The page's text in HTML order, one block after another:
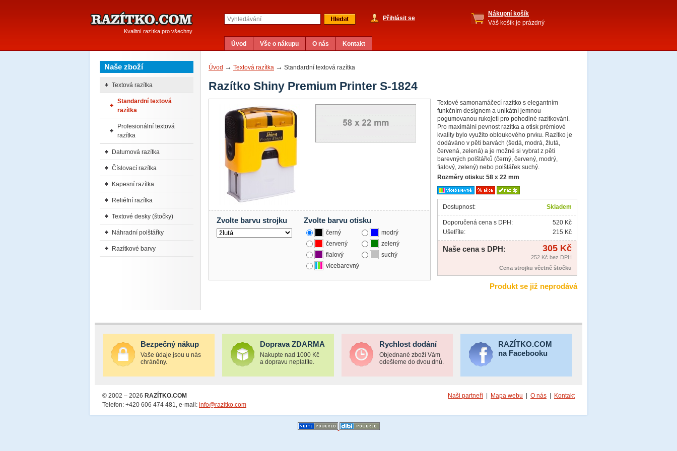
Kvalitní razítka pro všechny
Přihlásit se
Nákupní košík
Váš košík je prázdný
Úvod Vše o nákupu O nás Kontakt
Úvod → Textová razítka → Standardní textová razítka
Razítko Shiny Premium Printer S-1824
Zvolte barvu strojku Zvolte barvu otisku
černý
modrý
červený
zelený
fialový
suchý
vícebarevný
Textové samonamáčecí razítko s elegantním
funkčním designem a unikátní jemnou
pogumovanou rukojetí pro pohodlné razítkování.
Pro maximální pevnost razítka a otisk prémiové
kvality bylo využito obloukového prvku. Razítko je
dodáváno v pěti barvách (šedá, modrá, žlutá,
červená, zelená) a je možné si vybrat z pěti
barevných polštářků (černý, červený, modrý,
fialový, zelený) nebo polštářek suchý.
Rozměry otisku: 58 x 22 mm
Dostupnost: Skladem
Doporučená cena s DPH:
520 Kč
Ušetříte:
215 Kč
Naše cena s DPH: 305 Kč
252 Kč bez DPH
Cena strojku včetně štočku
Produkt se již neprodává
Naše zboží
Textová razítka
Standardní textová
razítka
Profesionální textová
razítka
Datumová razítka
Číslovací razítka
Kapesní razítka
Reliéfní razítka
Textové desky (štočky)
Náhradní polštářky
Razítkové barvy
Bezpečný nákup
Vaše údaje jsou u nás
chráněny.
Doprava ZDARMA
Nakupte nad 1000 Kč
a dopravu neplatíte.
Rychlost dodání
Objednané zboží Vám
odešleme do dvou dnů.
RAZÍTKO.COM
na Facebooku
© 2002 – 2026 RAZÍTKO.COM
Telefon: +420 606 474 481, e-mail: info@razitko.com
Naši partneři Mapa webu O nás Kontakt